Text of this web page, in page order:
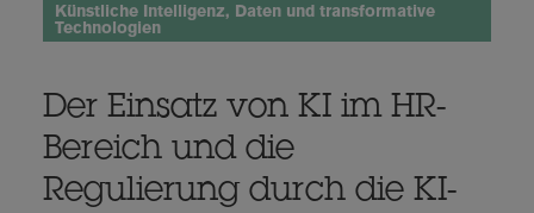
Künstliche Intelligenz, Daten und transformative
Technologien
Der Einsatz von KI im HR-
Bereich und die
Regulierung durch die KI-